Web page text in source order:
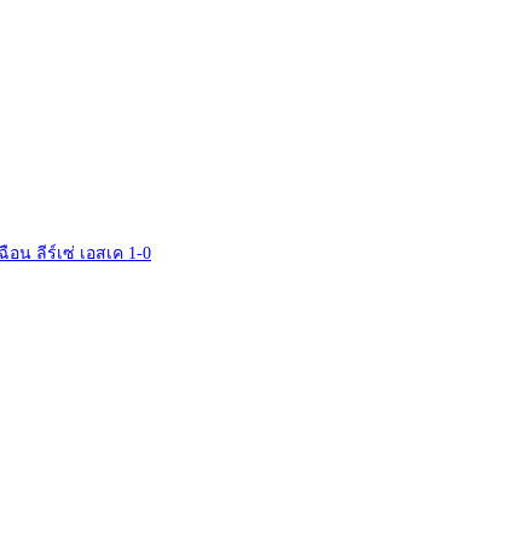
อน ลีร์เซ่ เอสเค 1-0